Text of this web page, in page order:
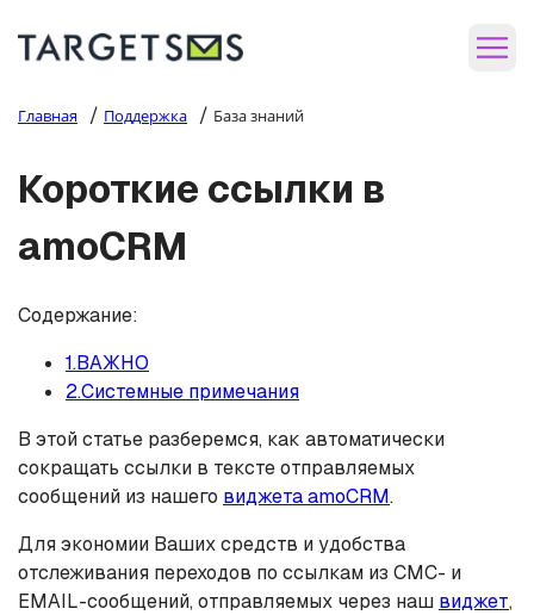
Главная / Поддержка / База знаний
Короткие ссылки в
amoCRM
Содержание:
1.ВАЖНО
2.Системные примечания
В этой статье разберемся, как автоматически
сокращать ссылки в тексте отправляемых
сообщений из нашего виджета amoCRM.
Для экономии Ваших средств и удобства
отслеживания переходов по ссылкам из СМС- и
EMAIL-сообщений, отправляемых через наш виджет,